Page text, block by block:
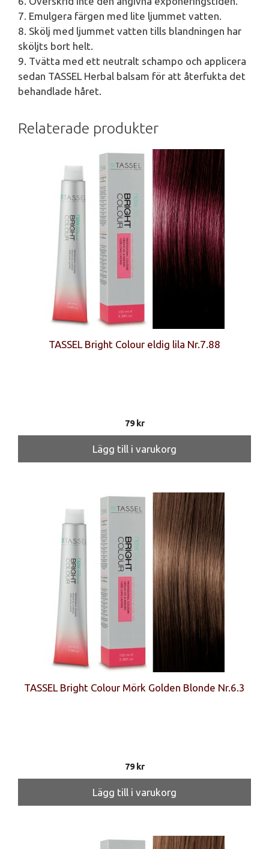
7. Emulgera färgen med lite ljummet vatten.
8. Skölj med ljummet vatten tills blandningen har
sköljts bort helt.
9. Tvätta med ett neutralt schampo och applicera
sedan TASSEL Herbal balsam för att återfukta det
behandlade håret.
Relaterade produkter
TASSEL Bright Colour eldig lila Nr.7.88
79kr
Lägg till i varukorg
TASSEL Bright Colour Mörk Golden Blonde Nr.6.3
79kr
Lägg till i varukorg